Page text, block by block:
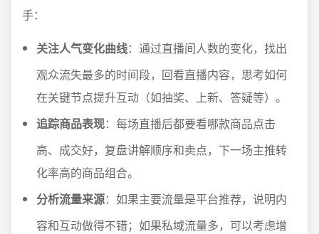
手：
关注人气变化曲线：通过直播间人数的变化，找出
观众流失最多的时间段，回看直播内容，思考如何
在关键节点提升互动（如抽奖、上新、答疑等）。
追踪商品表现：每场直播后都要看哪款商品点击
高、成交好，复盘讲解顺序和卖点，下一场主推转
化率高的商品组合。
分析流量来源：如果主要流量是平台推荐，说明内
容和互动做得不错；如果私域流量多，可以考虑增